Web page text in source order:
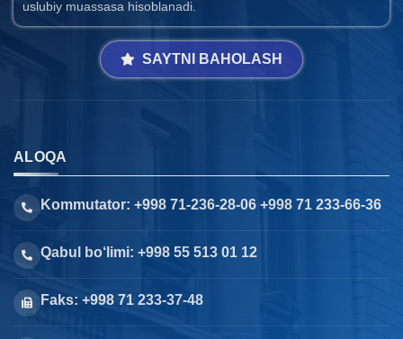
uslubiy muassasa hisoblanadi.
SAYTNI BAHOLASH
ALOQA
Kommutator: +998 71-236-28-06 +998 71 233-66-36
Qabul bo‘limi: +998 55 513 01 12
Faks: +998 71 233-37-48